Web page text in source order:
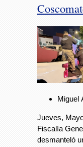
Miguel
Jueves,
Fiscalía
desmanteló